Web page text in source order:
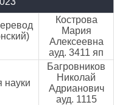
Кострова
Мария
Алексеевна
ауд. 3411 яп
науки
Багровников
Николай
Адрианович
ауд. 1115